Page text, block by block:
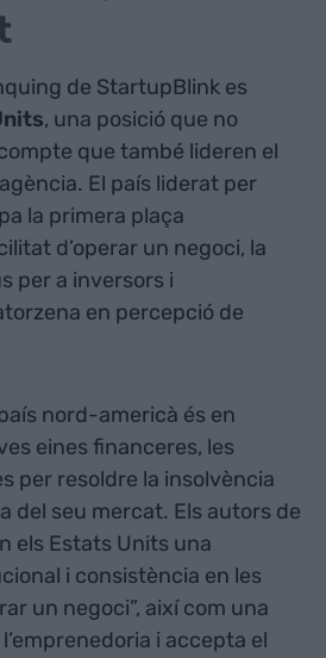
de StartupBlink es
, una posició que no
que també lideren el
El país liderat per
la primera plaça
d’operar un negoci, la
per a inversors i
en percepció de
nord-americà és en
eines financeres, les
per resoldre la insolvència
del seu mercat. Els autors de
els Estats Units una
i consistència en les
un negoci”, així com una
i accepta el